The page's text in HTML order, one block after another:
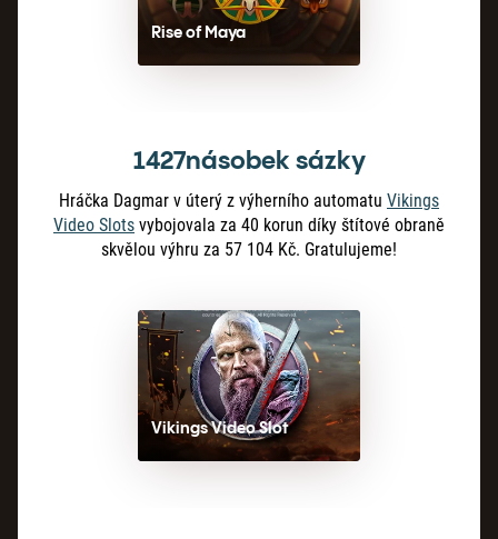
Rise of Maya
1427násobek sázky
Hráčka Dagmar v úterý z výherního automatu Vikings
Video Slots vybojovala za 40 korun díky štítové obraně
skvělou výhru za 57 104 Kč. Gratulujeme!
Vikings Video Slot